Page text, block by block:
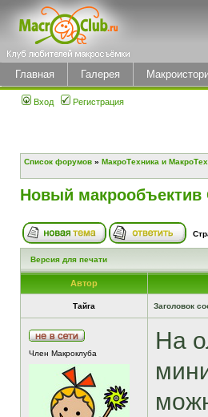
Главная Галерея
Вход Регистрация
Список форумов » МакроТехника и
Новый макрообъектив
Версия для печати
Автор
Тайга Заголовок
Член Макроклуба
На